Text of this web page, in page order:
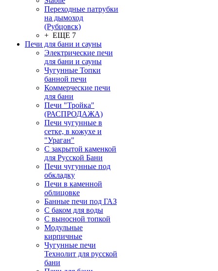
Переходные патрубки
на дымоход
(Рубцовск)
+ ЕЩЕ 7
Печи для бани и сауны
Электрические печи
для бани и сауны
Чугунные Топки
банной печи
Коммерческие печи
для бани
Печи "Тройка"
(РАСПРОДАЖА)
Печи чугунные в
сетке, в кожухе и
"Ураган"
С закрытой каменкой
для Русской Бани
Печи чугунные под
обкладку
Печи в каменной
облицовке
Банные печи под ГАЗ
С баком для воды
С выносной топкой
Модульные
кирпичные
Чугунные печи
Технолит для русской
бани